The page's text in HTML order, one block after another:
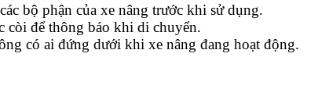
bộ phận của xe nâng trước khi sử dụng.
còi để thông báo khi di chuyển.
có ai đứng dưới khi xe nâng đang hoạt động.